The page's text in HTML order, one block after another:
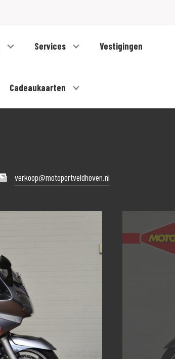
Services Vestigingen
Cadeaukaarten
verkoop@motoportveldhoven.nl